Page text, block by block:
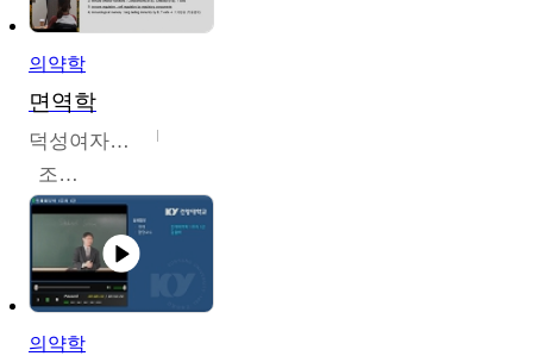
의약학
면역학
덕성여자대학교
조효선
의약학